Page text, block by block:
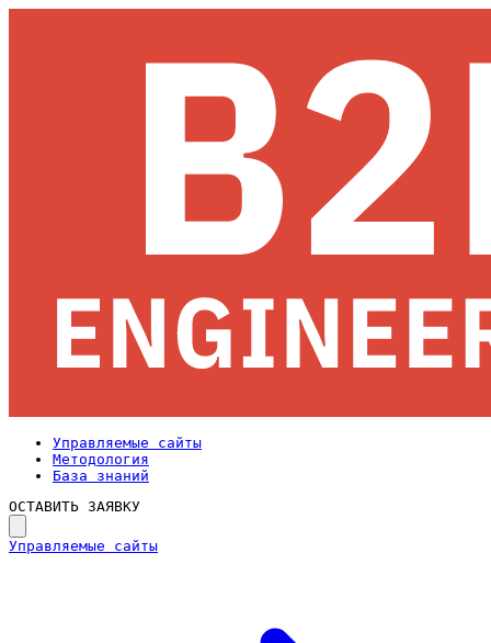
Управляемые сайты
Методология
База знаний
ОСТАВИТЬ ЗАЯВКУ
Управляемые сайты